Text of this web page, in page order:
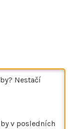
Nestačí
v posledních